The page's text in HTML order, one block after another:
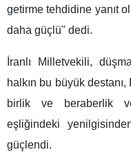
getirme tehdidine yanıt
daha güçlü" dedi.
İranlı Milletvekili,
halkın bu büyük
birlik ve beraberlik
eşliğindeki
güçlendi.